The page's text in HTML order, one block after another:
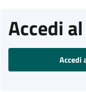
Accedi
Accedi